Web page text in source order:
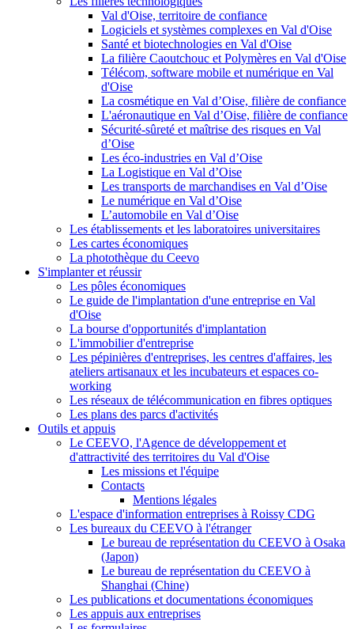
Val d'Oise, territoire de confiance
Logiciels et systèmes complexes en Val d'Oise
Santé et biotechnologies en Val d'Oise
La filière Caoutchouc et Polymères en Val d'Oise
Télécom, software mobile et numérique en Val
d'Oise
La cosmétique en Val d’Oise, filière de confiance
L'aéronautique en Val d’Oise, filière de confiance
Sécurité-sûreté et maîtrise des risques en Val
d’Oise
Les éco-industries en Val d’Oise
La Logistique en Val d’Oise
Les transports de marchandises en Val d’Oise
Le numérique en Val d’Oise
L’automobile en Val d’Oise
Les établissements et les laboratoires universitaires
Les cartes économiques
La photothèque du Ceevo
S'implanter et réussir
Les pôles économiques
Le guide de l'implantation d'une entreprise en Val
d'Oise
La bourse d'opportunités d'implantation
L'immobilier d'entreprise
Les pépinières d'entreprises, les centres d'affaires, les
ateliers artisanaux et les incubateurs et espaces co-
working
Les réseaux de télécommunication en fibres optiques
Les plans des parcs d'activités
Outils et appuis
Le CEEVO, l'Agence de développement et
d'attractivité des territoires du Val d'Oise
Les missions et l'équipe
Contacts
Mentions légales
L'espace d'information entreprises à Roissy CDG
Les bureaux du CEEVO à l'étranger
Le bureau de représentation du CEEVO à Osaka
(Japon)
Le bureau de représentation du CEEVO à
Shanghai (Chine)
Les publications et documentations économiques
Les appuis aux entreprises